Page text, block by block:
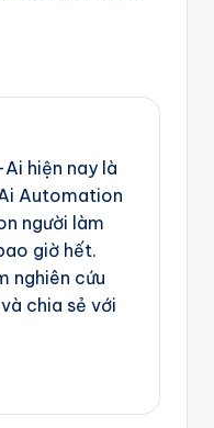
hiện nay là
Automation
người làm
giờ hết.
nghiên cứu
chia sẻ với